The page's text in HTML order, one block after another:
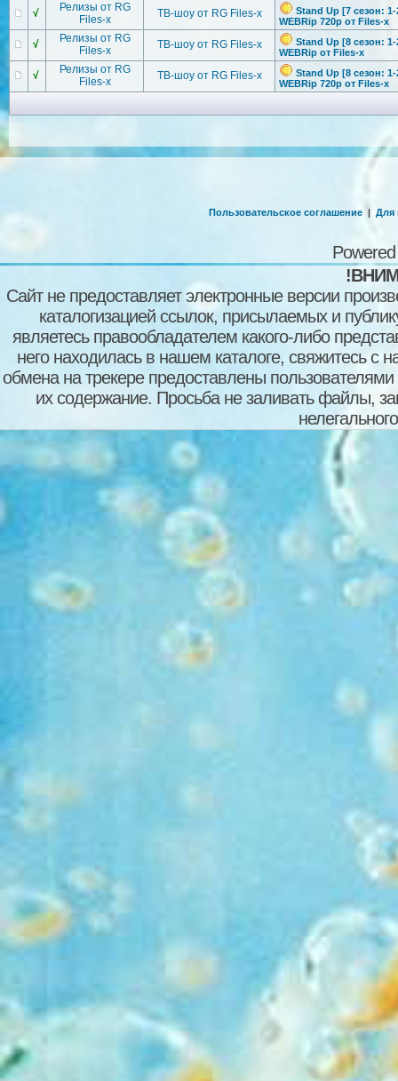
√
Релизы от RG
Files-x
ТВ-шоу от RG Files-x
Stand Up [7 сезон:
WEBRip 720p от Files-x
√
Релизы от RG
Files-x
ТВ-шоу от RG Files-x
Stand Up [8 сезон:
WEBRip от Files-x
√
Релизы от RG
Files-x
ТВ-шоу от RG Files-x
Stand Up [8 сезон:
WEBRip 720p от Files-x
Пользовательское соглашение | Для
Сайт не предоставляет электронные версии
каталогизацией ссылок, присылаемых и
являетесь правообладателем какого-либо
него находилась в нашем каталоге, свяжитесь
обмена на трекере предоставлены пользователями
их содержание. Просьба не заливать файлы,